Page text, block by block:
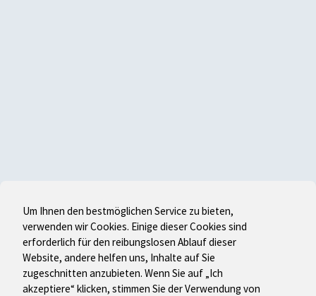
Um Ihnen den bestmöglichen Service zu bieten,
verwenden wir Cookies. Einige dieser Cookies sind
erforderlich für den reibungslosen Ablauf dieser
Website, andere helfen uns, Inhalte auf Sie
zugeschnitten anzubieten. Wenn Sie auf „Ich
akzeptiere“ klicken, stimmen Sie der Verwendung von